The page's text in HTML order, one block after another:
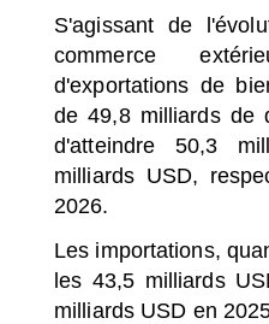
S'agissant de
commerce
d'exportations de
de 49,8 milliards de
d'atteindre 50,3
milliards USD,
2026.
Les importations,
les 43,5 milliards
milliards USD en